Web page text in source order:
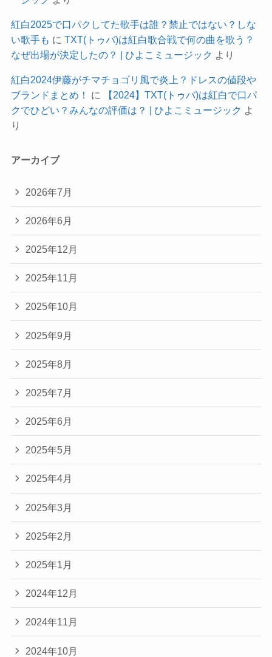
紅白2025で口パクしてた歌手は誰？禁止ではない？しな
い歌手も に TXT(トゥバ)は紅白歌合戦で何の曲を歌う？
なぜ出場が決定したの？ | ひよこミュージック より
紅白2024伊藤がチマチョゴリ風で炎上？ドレスの値段や
ブランドまとめ！
に
【2024】TXT(トゥバ)は紅白で口パ
クでひどい？みんなの評価は？ | ひよこミュージック よ
り
アーカイブ
2026年7月
2026年6月
2025年12月
2025年11月
2025年10月
2025年9月
2025年8月
2025年7月
2025年6月
2025年5月
2025年4月
2025年3月
2025年2月
2025年1月
2024年12月
2024年11月
2024年10月